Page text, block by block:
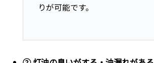
りが可能です。